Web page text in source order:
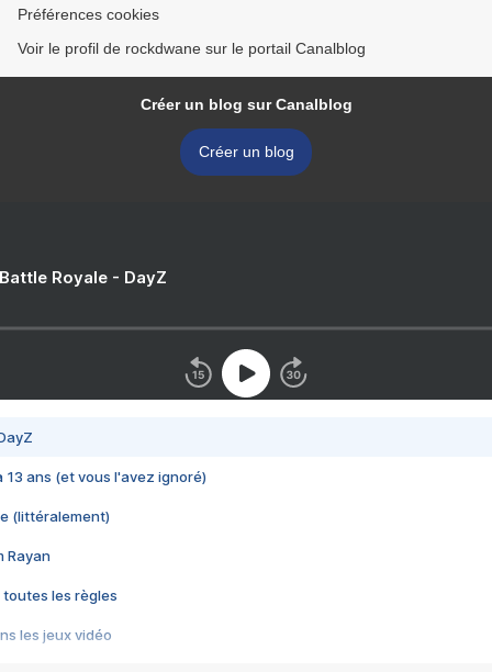
Préférences cookies
Voir le profil de rockdwane sur le portail Canalblog
Créer un blog sur Canalblog
Créer un blog
Royale - DayZ
13 ans (et vous l'avez ignoré)
(littéralement)
Rayan
toutes les règles
les jeux vidéo